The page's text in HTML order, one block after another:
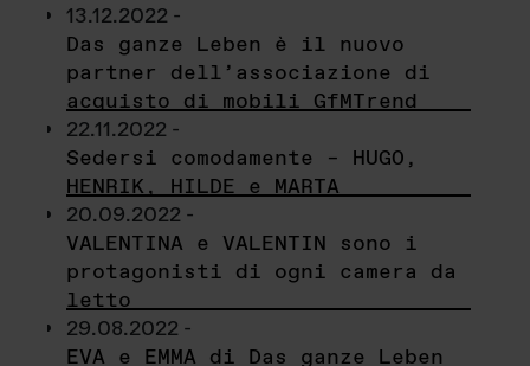
13.12.2022 -
Das ganze Leben è il nuovo
partner dell’associazione di
acquisto di mobili GfMTrend
22.11.2022 -
Sedersi comodamente – HUGO,
HENRIK, HILDE e MARTA
20.09.2022 -
VALENTINA e VALENTIN sono i
protagonisti di ogni camera da
letto
29.08.2022 -
EVA e EMMA di Das ganze Leben